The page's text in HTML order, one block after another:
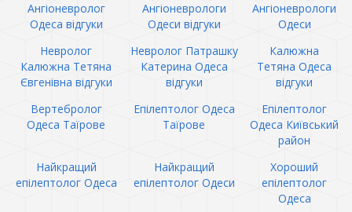
Ангіоневролог
Одеса відгуки
Ангіоневрологи
Одеси відгуки
Ангіоневрологи
Одеси
Невролог
Калюжна Тетяна
Євгенівна відгуки
Невролог Патрашку
Катерина Одеса
відгуки
Калюжна
Тетяна Одеса
відгуки
Вертебролог
Одеса Таїрове
Епілептолог Одеса
Таїрове
Епілептолог
Одеса Київський
район
Найкращий
епілептолог Одеса
Найкращий
епілептолог Одеси
Хороший
епілептолог
Одеса